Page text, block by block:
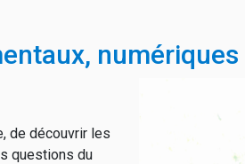
de découvrir les
questions du